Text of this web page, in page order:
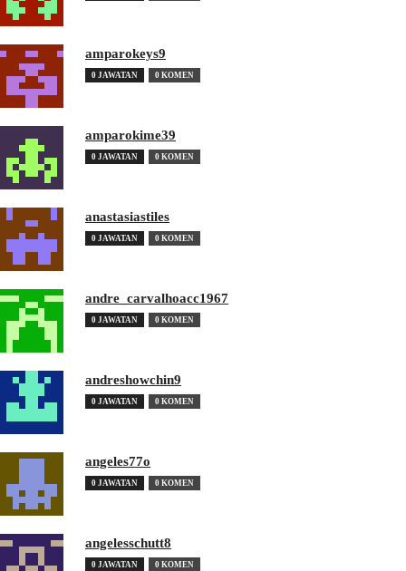
amparokeys9
0 JAWATAN 0 KOMEN
amparokime39
0 JAWATAN 0 KOMEN
anastasiastiles
0 JAWATAN 0 KOMEN
andre_carvalhoacc1967
0 JAWATAN 0 KOMEN
andreshowchin9
0 JAWATAN 0 KOMEN
angeles77o
0 JAWATAN 0 KOMEN
angelesschutt8
0 JAWATAN 0 KOMEN